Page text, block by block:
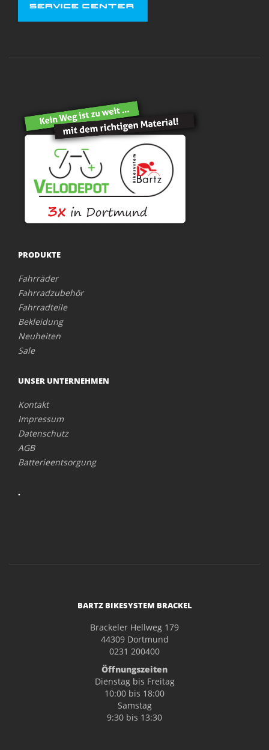
PRODUKTE
Fahrräder
Fahrradzubehör
Fahrradteile
Bekleidung
Neuheiten
Sale
UNSER UNTERNEHMEN
Kontakt
Impressum
Datenschutz
AGB
Batterieentsorgung
.
BARTZ BIKESYSTEM BRACKEL
Brackeler Hellweg 179
44309 Dortmund
0231 200400
Öffnungszeiten
Dienstag bis Freitag
10:00 bis 18:00
Samstag
9:30 bis 13:30